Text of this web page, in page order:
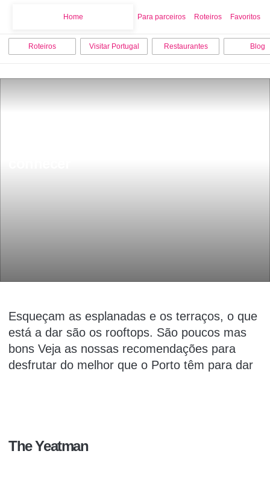
Home Para parceiros Roteiros Favoritos
Roteiros Visitar Portugal Restaurantes Blog
Esqueçam as esplanadas e os terraços, o que
está a dar são os rooftops. São poucos mas
bons Veja as nossas recomendações para
desfrutar do melhor que o Porto têm para dar
The Yeatman